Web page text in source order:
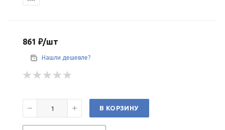
861 ₽/шт
Нашли дешевле?
В КОРЗИНУ